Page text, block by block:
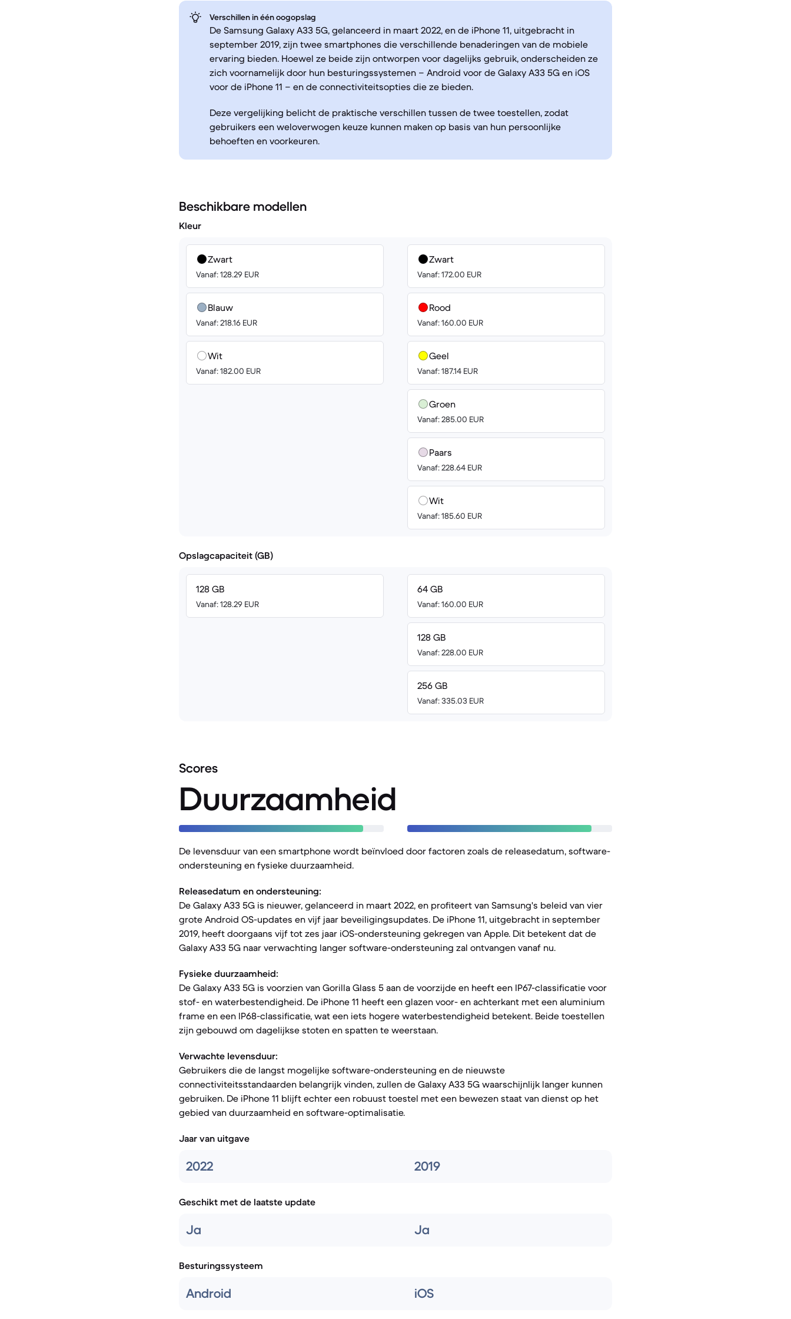
Verschillen in één oogopslag
De Samsung Galaxy A33 5G, gelanceerd in maart 2022, en de iPhone 11, uitgebracht in
september 2019, zijn twee smartphones die verschillende benaderingen van de mobiele
ervaring bieden. Hoewel ze beide zijn ontworpen voor dagelijks gebruik, onderscheiden ze
zich voornamelijk door hun besturingssystemen – Android voor de Galaxy A33 5G en iOS
voor de iPhone 11 – en de connectiviteitsopties die ze bieden.
Deze vergelijking belicht de praktische verschillen tussen de twee toestellen, zodat
gebruikers een weloverwogen keuze kunnen maken op basis van hun persoonlijke
behoeften en voorkeuren.
Beschikbare modellen
Kleur
Zwart
Vanaf: 128.29 EUR
Blauw
Vanaf: 218.16 EUR
Wit
Vanaf: 182.00 EUR
Zwart
Vanaf: 172.00 EUR
Rood
Vanaf: 160.00 EUR
Geel
Vanaf: 187.14 EUR
Groen
Vanaf: 285.00 EUR
Paars
Vanaf: 228.64 EUR
Wit
Vanaf: 185.60 EUR
Opslagcapaciteit (GB)
128 GB
Vanaf: 128.29 EUR
64 GB
Vanaf: 160.00 EUR
128 GB
Vanaf: 228.00 EUR
256 GB
Vanaf: 335.03 EUR
Scores
Duurzaamheid
De levensduur van een smartphone wordt beïnvloed door factoren zoals de releasedatum, software-
ondersteuning en fysieke duurzaamheid.
Releasedatum en ondersteuning:
De Galaxy A33 5G is nieuwer, gelanceerd in maart 2022, en profiteert van Samsung's beleid van vier
grote Android OS-updates en vijf jaar beveiligingsupdates. De iPhone 11, uitgebracht in september
2019, heeft doorgaans vijf tot zes jaar iOS-ondersteuning gekregen van Apple. Dit betekent dat de
Galaxy A33 5G naar verwachting langer software-ondersteuning zal ontvangen vanaf nu.
Fysieke duurzaamheid:
De Galaxy A33 5G is voorzien van Gorilla Glass 5 aan de voorzijde en heeft een IP67-classificatie voor
stof- en waterbestendigheid. De iPhone 11 heeft een glazen voor- en achterkant met een aluminium
frame en een IP68-classificatie, wat een iets hogere waterbestendigheid betekent. Beide toestellen
zijn gebouwd om dagelijkse stoten en spatten te weerstaan.
Verwachte levensduur:
Gebruikers die de langst mogelijke software-ondersteuning en de nieuwste
connectiviteitsstandaarden belangrijk vinden, zullen de Galaxy A33 5G waarschijnlijk langer kunnen
gebruiken. De iPhone 11 blijft echter een robuust toestel met een bewezen staat van dienst op het
gebied van duurzaamheid en software-optimalisatie.
Jaar van uitgave
2022 2019
Geschikt met de laatste update
Ja Ja
Besturingssysteem
Android iOS